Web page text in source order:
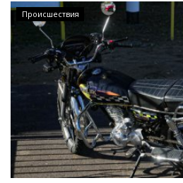
Происшествия